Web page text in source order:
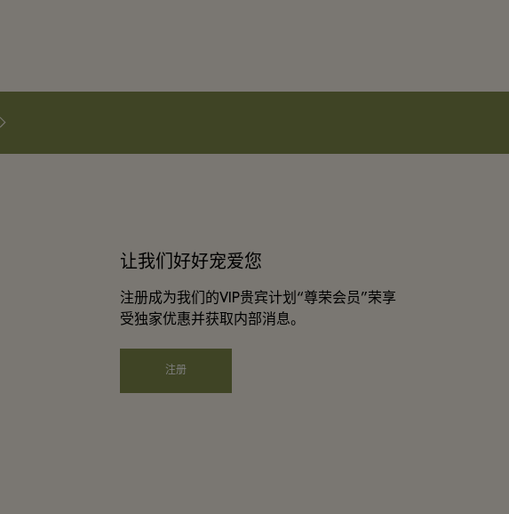
让我们好好宠爱您
注册成为我们的VIP贵宾计划“尊荣会员”荣享
受独家优惠并获取内部消息。
注册